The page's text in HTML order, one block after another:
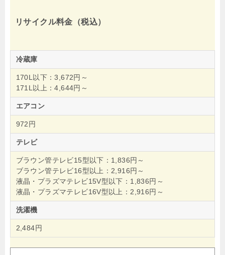
リサイクル料金（税込）
冷蔵庫
170L以下：3,672円～
171L以上：4,644円～
エアコン
972円
テレビ
ブラウン管テレビ15型以下：1,836円～
ブラウン管テレビ16型以上：2,916円～
液晶・プラズマテレビ15V型以下：1,836円～
液晶・プラズマテレビ16V型以上：2,916円～
洗濯機
2,484円